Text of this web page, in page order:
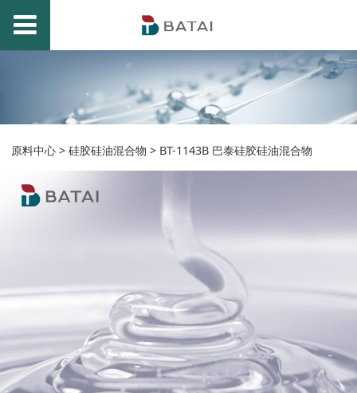
BT-1143B 巴泰硅胶硅
油混合物
原料中心 >硅胶硅油混合物 > BT-1143B 巴泰硅胶硅油混合物